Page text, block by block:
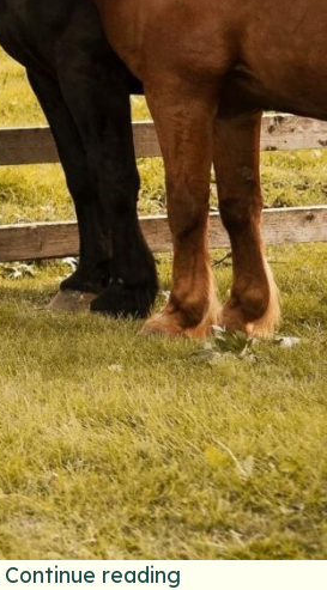
Continue reading